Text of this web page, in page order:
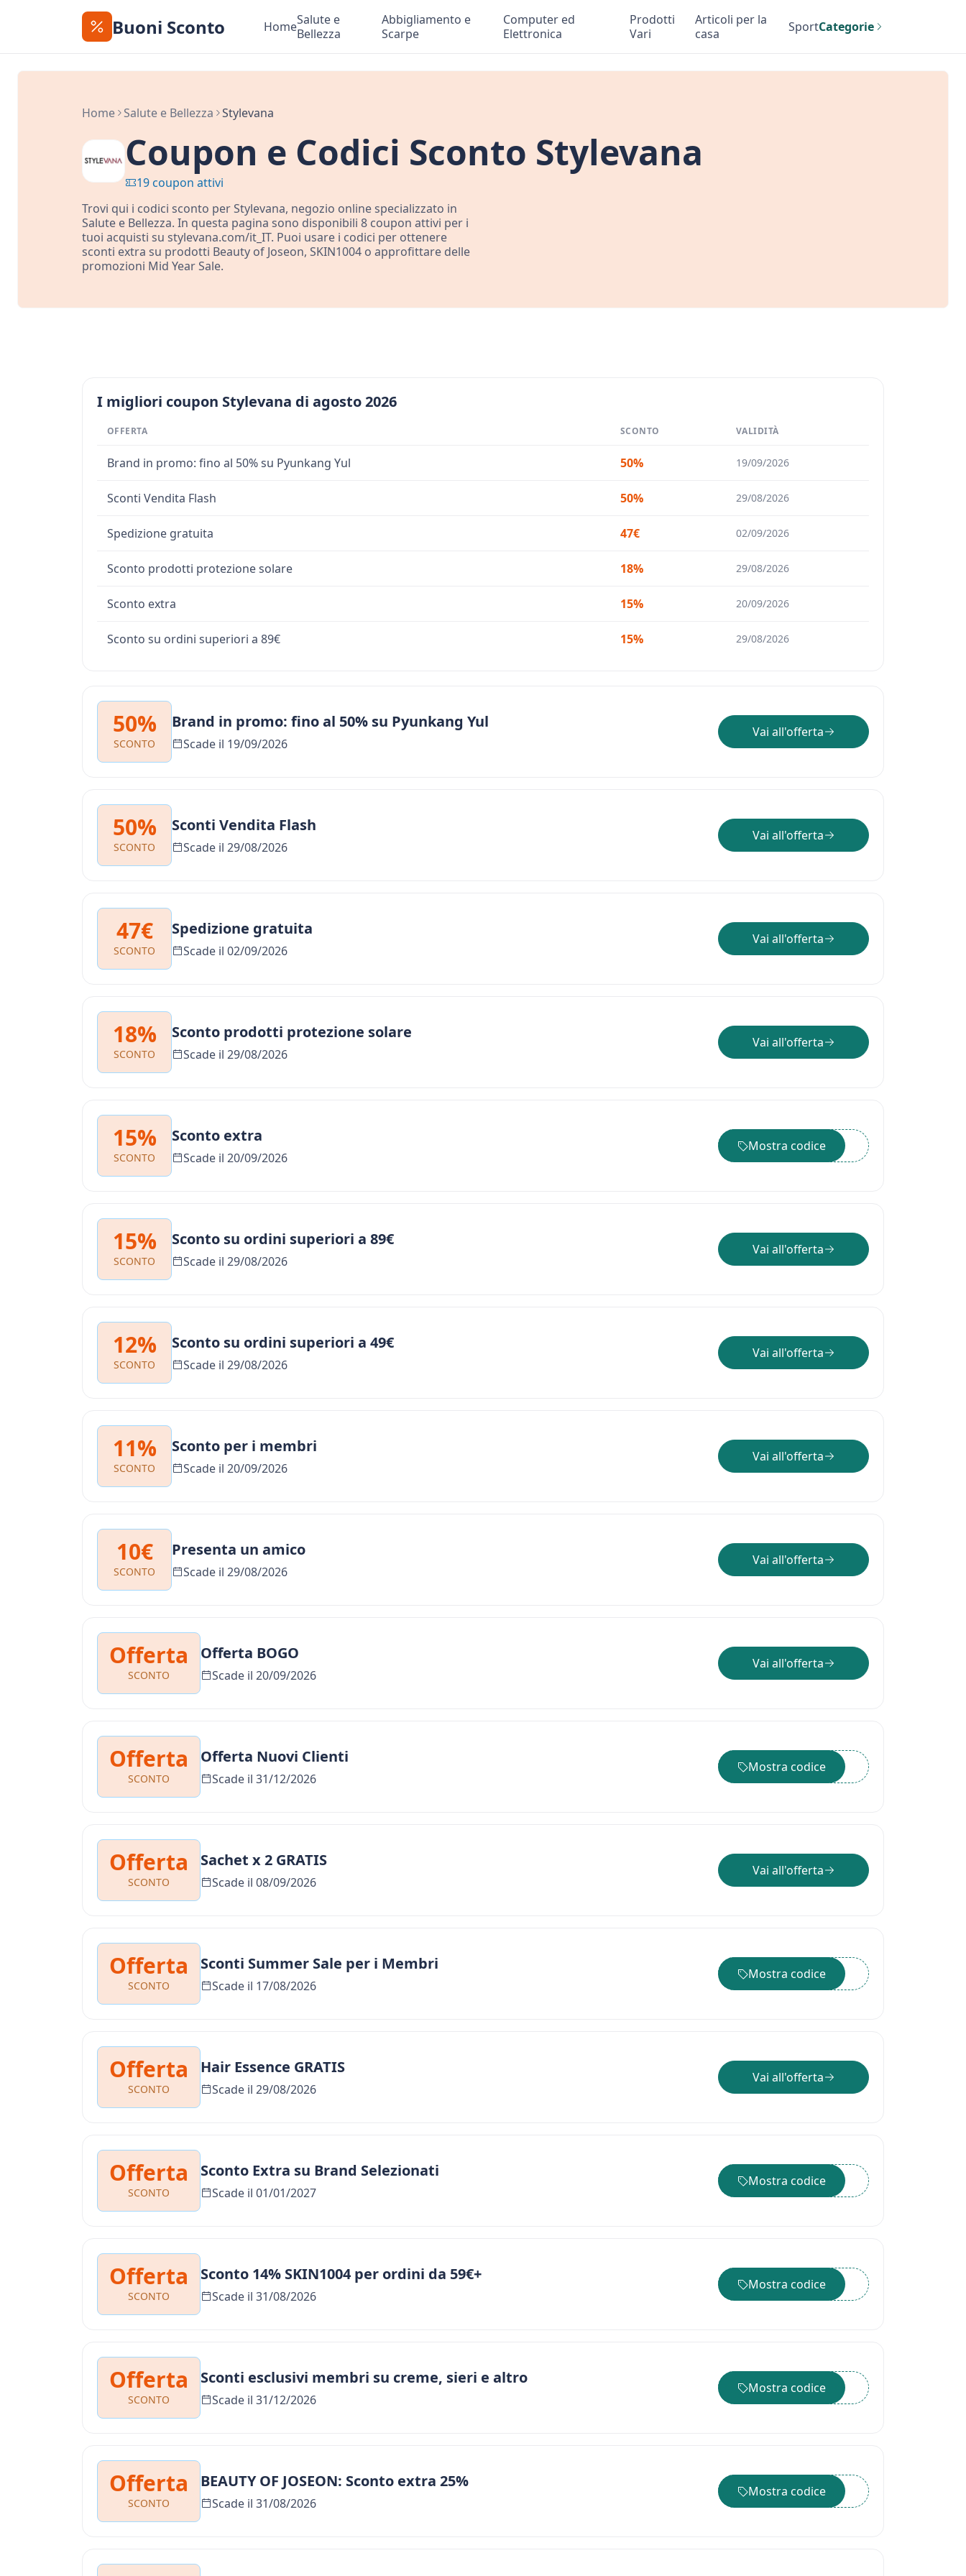
Buoni Sconto HomeSalute e
Bellezza
Abbigliamento e
Scarpe
Computer ed
Elettronica
Prodotti
Vari
Articoli per la
casa
SportCategorie
Home Salute e Bellezza Stylevana
Coupon e Codici Sconto Stylevana
19 coupon attivi
Trovi qui i codici sconto per Stylevana, negozio online specializzato in
Salute e Bellezza. In questa pagina sono disponibili 8 coupon attivi per i
tuoi acquisti su stylevana.com/it_IT. Puoi usare i codici per ottenere
sconti extra su prodotti Beauty of Joseon, SKIN1004 o approfittare delle
promozioni Mid Year Sale.
I migliori coupon Stylevana di agosto 2026
OFFERTA SCONTO VALIDITÀ
Brand in promo: fino al 50% su Pyunkang Yul 50% 19/09/2026
Sconti Vendita Flash 50% 29/08/2026
Spedizione gratuita 47€ 02/09/2026
Sconto prodotti protezione solare 18% 29/08/2026
Sconto extra 15% 20/09/2026
Sconto su ordini superiori a 89€ 15% 29/08/2026
50%
SCONTO
Brand in promo: fino al 50% su Pyunkang Yul
Scade il 19/09/2026
Vai all'offerta
50%
SCONTO
Sconti Vendita Flash
Scade il 29/08/2026
Vai all'offerta
47€
SCONTO
Spedizione gratuita
Scade il 02/09/2026
Vai all'offerta
18%
SCONTO
Sconto prodotti protezione solare
Scade il 29/08/2026
Vai all'offerta
15%
SCONTO
Sconto extra
Scade il 20/09/2026
••••••
Mostra codice
15%
SCONTO
Sconto su ordini superiori a 89€
Scade il 29/08/2026
Vai all'offerta
12%
SCONTO
Sconto su ordini superiori a 49€
Scade il 29/08/2026
Vai all'offerta
11%
SCONTO
Sconto per i membri
Scade il 20/09/2026
Vai all'offerta
10€
SCONTO
Presenta un amico
Scade il 29/08/2026
Vai all'offerta
Offerta
SCONTO
Offerta BOGO
Scade il 20/09/2026
Vai all'offerta
Offerta
SCONTO
Offerta Nuovi Clienti
Scade il 31/12/2026
••••••
Mostra codice
Offerta
SCONTO
Sachet x 2 GRATIS
Scade il 08/09/2026
Vai all'offerta
Offerta
SCONTO
Sconti Summer Sale per i Membri
Scade il 17/08/2026
••••••
Mostra codice
Offerta
SCONTO
Hair Essence GRATIS
Scade il 29/08/2026
Vai all'offerta
Offerta
SCONTO
Sconto Extra su Brand Selezionati
Scade il 01/01/2027
••••••
Mostra codice
Offerta
SCONTO
Sconto 14% SKIN1004 per ordini da 59€+
Scade il 31/08/2026
••••••
Mostra codice
Offerta
SCONTO
Sconti esclusivi membri su creme, sieri e altro
Scade il 31/12/2026
••••••
Mostra codice
Offerta
SCONTO
BEAUTY OF JOSEON: Sconto extra 25%
Scade il 31/08/2026
••••••
Mostra codice